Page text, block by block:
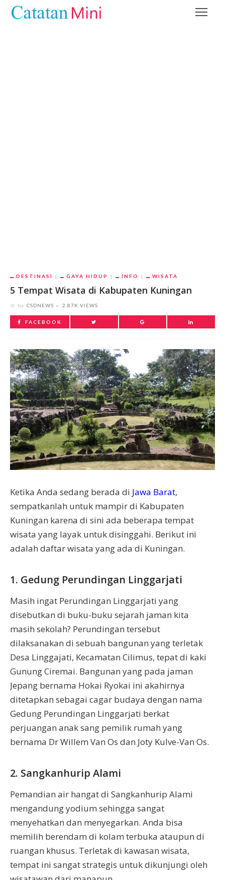
DESTINASI GAYA HIDUP INFO WISATA
5 Tempat Wisata di Kabupaten Kuningan
by CSDNEWS 2.87K VIEWS
FACEBOOK
Ketika Anda sedang berada di Jawa Barat,
sempatkanlah untuk mampir di Kabupaten
Kuningan karena di sini ada beberapa tempat
wisata yang layak untuk disinggahi. Berikut ini
adalah daftar wisata yang ada di Kuningan.
1. Gedung Perundingan Linggarjati
Masih ingat Perundingan Linggarjati yang
disebutkan di buku-buku sejarah jaman kita
masih sekolah? Perundingan tersebut
dilaksanakan di sebuah bangunan yang terletak
Desa Linggajati, Kecamatan Cilimus, tepat di kaki
Gunung Ciremai. Bangunan yang pada jaman
Jepang bernama Hokai Ryokai ini akahirnya
ditetapkan sebagai cagar budaya dengan nama
Gedung Perundingan Linggarjati berkat
perjuangan anak sang pemilik rumah yang
bernama Dr Willem Van Os dan Joty Kulve-Van Os.
2. Sangkanhurip Alami
Pemandian air hangat di Sangkanhurip Alami
mengandung yodium sehingga sangat
menyehatkan dan menyegarkan. Anda bisa
memilih berendam di kolam terbuka ataupun di
ruangan khusus. Terletak di kawasan wisata,
tempat ini sangat strategis untuk dikunjungi oleh